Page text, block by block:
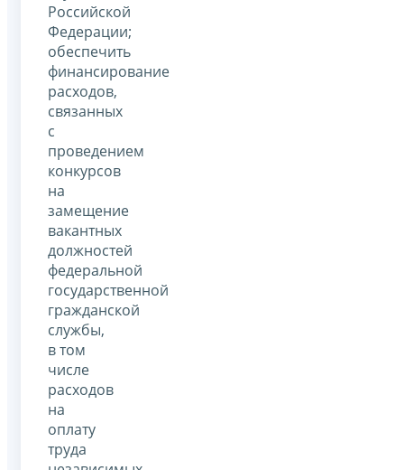
Российской
Федерации;
обеспечить
финансирование
расходов,
связанных
с
проведением
конкурсов
на
замещение
вакантных
должностей
федеральной
государственной
гражданской
службы,
в том
числе
расходов
на
оплату
труда